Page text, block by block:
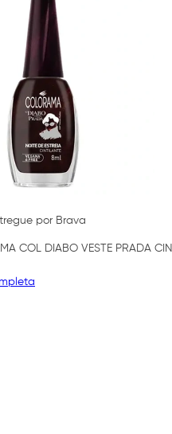
por Brava
COL DIABO VESTE PRADA